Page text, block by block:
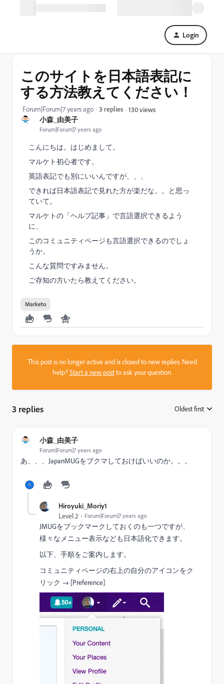
Login
小森_由美子
Forum|Forum|7 years ago
このサイトを日本語表記に
する方法教えてください！
Forum|Forum|7 years ago 3 replies 130 views
こんにちは。はじめまして。
マルケト初心者です。
英語表記でも別にいいんですが、、、
できれば日本語表記で見れた方が楽だな。。と思っ
ていて。
マルケトの「ヘルプ記事」で言語選択できるよう
に、
このコミュニティページも言語選択できるのでしょ
うか。
こんな質問ですみません。
ご存知の方いたら教えてください。
Marketo
This post is no longer active and is closed to new replies. Need
help?Start a new postto ask your question.
3 replies Oldest first
小森_由美子
Forum|Forum|7 years ago
あ、、、JapanMUGをブクマしておけばいいのか。。。
Hiroyuki_Moriy1
Level 2 Forum|Forum|7 years ago
JMUGをブックマークしておくのも一つですが、
様々なメニュー表示なども日本語化できます。
以下、手順をご案内します。
コミュニティページの右上の自分のアイコンをク
リック → [Preference]